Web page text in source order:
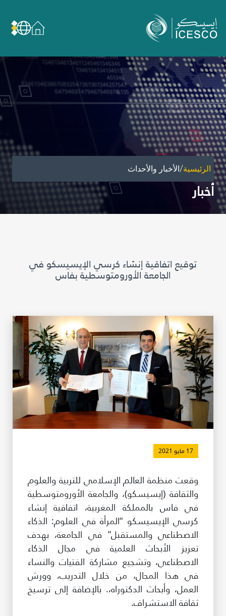
عن الإيسيسكو
الحوكمة
مجال عملنا
مجالات الخبرة
الأمانة العامة للجان الوطنية والمؤتمرات
الشراكات
تأثيرنا
أهداف التنمية المستدامة
متاحف ومعارض
آخر الأخبار
الأحداث
وسائل التواصل الاجتماعي للإيسيسكو
للتواصل
الاتصال بنا
المقر
شاركونا
شاركونا
انضم إلى عائلة الإيسيسكو
للموردين
الدعم والتبرع
© حقوق الطبع والنشر للإيسيسكو. جميع الحقوق محفوظة.
الرئيسية/الأخبار والأحداث
أخبار
توقيع اتفاقية إنشاء كرسي الإيسيسكو في
الجامعة الأورومتوسطية بفاس
17 مايو 2021
وقعت منظمة العالم الإسلامي للتربية والعلوم
والثقافة (إيسيسكو)، والجامعة الأورومتوسطية
في فاس بالمملكة المغربية، اتفاقية إنشاء
كرسي الإيسيسكو “المرأة في العلوم: الذكاء
الاصطناعي والمستقبل” في الجامعة، بهدف
تعزيز الأبحاث العلمية في مجال الذكاء
الاصطناعي، وتشجيع مشاركة الفتيات والنساء
في هذا المجال، من خلال التدريب، وورش
العمل، وأبحاث الدكتوراه،. بالإضافة إلى ترسيخ
ثقافة الاستشراف.